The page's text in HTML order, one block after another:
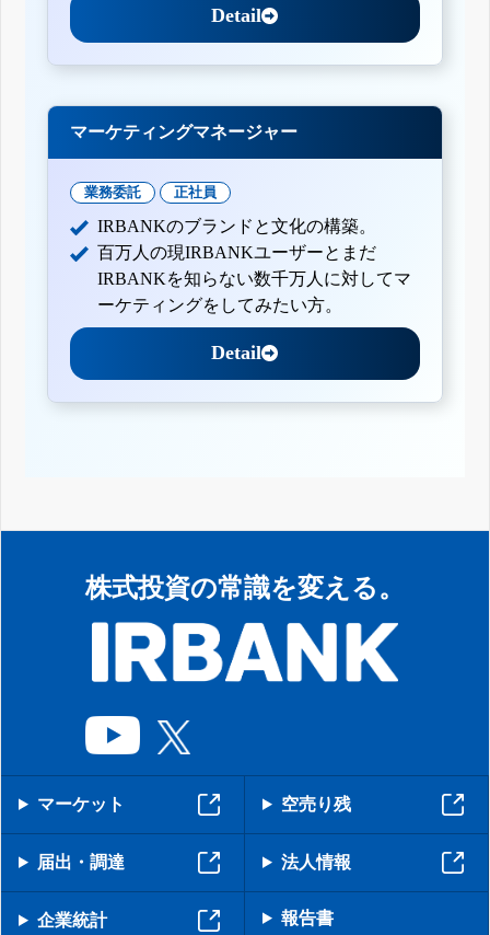
Detail
マーケティングマネージャー
業務委託 正社員
IRBANKのブランドと文化の構築。
百万人の現IRBANKユーザーとまだ
IRBANKを知らない数千万人に対してマ
ーケティングをしてみたい方。
Detail
株式投資の常識を変える。
マーケット 空売り残
届出・調達 法人情報
企業統計 報告書